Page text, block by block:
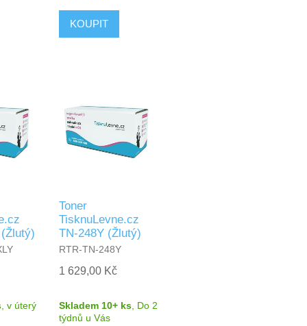
,v úterý
Toner
TisknuLevne.cz
TN-248Y (Žlutý)
RTR-TN-248Y
1 629,00 Kč
Skladem 10+ ks, Do 2
týdnů u Vás